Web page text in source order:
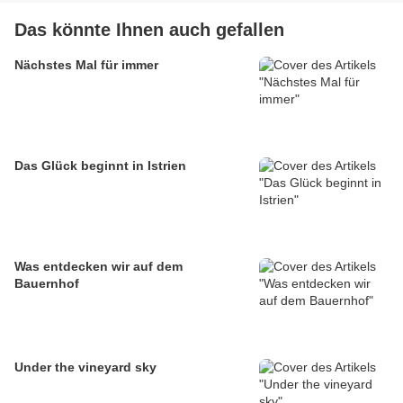
Das könnte Ihnen auch gefallen
Nächstes Mal für immer
Das Glück beginnt in Istrien
Was entdecken wir auf dem
Bauernhof
Under the vineyard sky